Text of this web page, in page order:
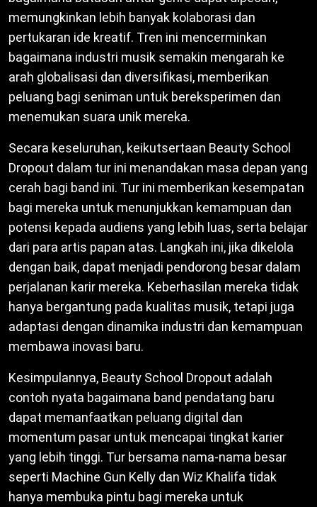
memungkinkan lebih banyak kolaborasi dan
pertukaran ide kreatif. Tren ini mencerminkan
bagaimana industri musik semakin mengarah ke
arah globalisasi dan diversifikasi, memberikan
peluang bagi seniman untuk bereksperimen dan
menemukan suara unik mereka.
Secara keseluruhan, keikutsertaan Beauty School
Dropout dalam tur ini menandakan masa depan yang
cerah bagi band ini. Tur ini memberikan kesempatan
bagi mereka untuk menunjukkan kemampuan dan
potensi kepada audiens yang lebih luas, serta belajar
dari para artis papan atas. Langkah ini, jika dikelola
dengan baik, dapat menjadi pendorong besar dalam
perjalanan karir mereka. Keberhasilan mereka tidak
hanya bergantung pada kualitas musik, tetapi juga
adaptasi dengan dinamika industri dan kemampuan
membawa inovasi baru.
Kesimpulannya, Beauty School Dropout adalah
contoh nyata bagaimana band pendatang baru
dapat memanfaatkan peluang digital dan
momentum pasar untuk mencapai tingkat karier
yang lebih tinggi. Tur bersama nama-nama besar
seperti Machine Gun Kelly dan Wiz Khalifa tidak
hanya membuka pintu bagi mereka untuk